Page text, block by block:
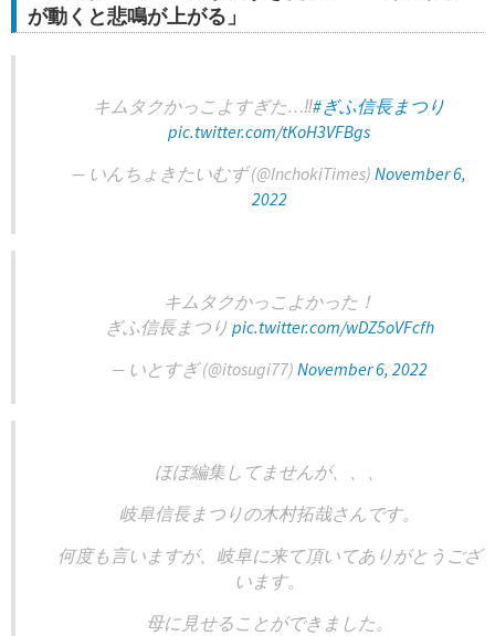
が動くと悲鳴が上がる」
キムタクかっこよすぎた…‼︎#ぎふ信長まつり
pic.twitter.com/tKoH3VFBgs
— いんちょきたいむず (@InchokiTimes) November 6,
2022
キムタクかっこよかった！
ぎふ信長まつり pic.twitter.com/wDZ5oVFcfh
— いとすぎ (@itosugi77) November 6, 2022
ほぼ編集してませんが、、、
岐阜信長まつりの木村拓哉さんです。
何度も言いますが、岐阜に来て頂いてありがとうござ
います。
母に見せることができました。